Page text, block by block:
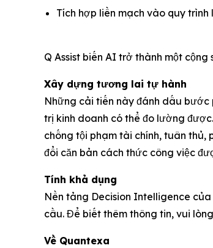
Tích hợp liền mạch vào quy
Q Assist biến AI trở thành một
Xây dựng tương lai tự hành
Những cải tiến này đánh dấu
trị kinh doanh có thể đo lường
chống tội phạm tài chính, tuân thủ,
đổi căn bản cách thức công việc
Tính khả dụng
Nền tảng Decision Intelligence
cầu. Để biết thêm thông tin, vui
Về Quantexa